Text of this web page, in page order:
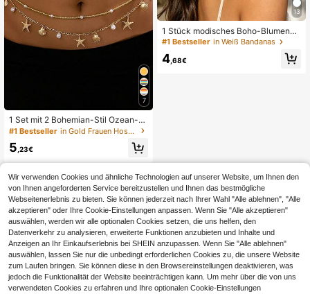
7
1 Set mit 2 Bohemian-Stil Ozean-S
erie Muschel & Seestern Perlen Gür
#1 Bestseller in Gold Frauen Hosen Kette
5 ,23€
13
1 Stück modisches Boho-Blumen-S
pitzen-Dreieckstuch Stirnband, Da
#1 Bestseller in Weiß Bandanas
4 ,68€
Wir verwenden Cookies und ähnliche Technologien auf unserer Website, um Ihnen den
von Ihnen angeforderten Service bereitzustellen und Ihnen das bestmögliche
Webseitenerlebnis zu bieten. Sie können jederzeit nach Ihrer Wahl "Alle ablehnen", "Alle
akzeptieren" oder Ihre Cookie-Einstellungen anpassen. Wenn Sie "Alle akzeptieren"
auswählen, werden wir alle optionalen Cookies setzen, die uns helfen, den
Datenverkehr zu analysieren, erweiterte Funktionen anzubieten und Inhalte und
Anzeigen an Ihr Einkaufserlebnis bei SHEIN anzupassen. Wenn Sie "Alle ablehnen"
auswählen, lassen Sie nur die unbedingt erforderlichen Cookies zu, die unsere Website
zum Laufen bringen. Sie können diese in den Browsereinstellungen deaktivieren, was
jedoch die Funktionalität der Website beeinträchtigen kann. Um mehr über die von uns
verwendeten Cookies zu erfahren und Ihre optionalen Cookie-Einstellungen